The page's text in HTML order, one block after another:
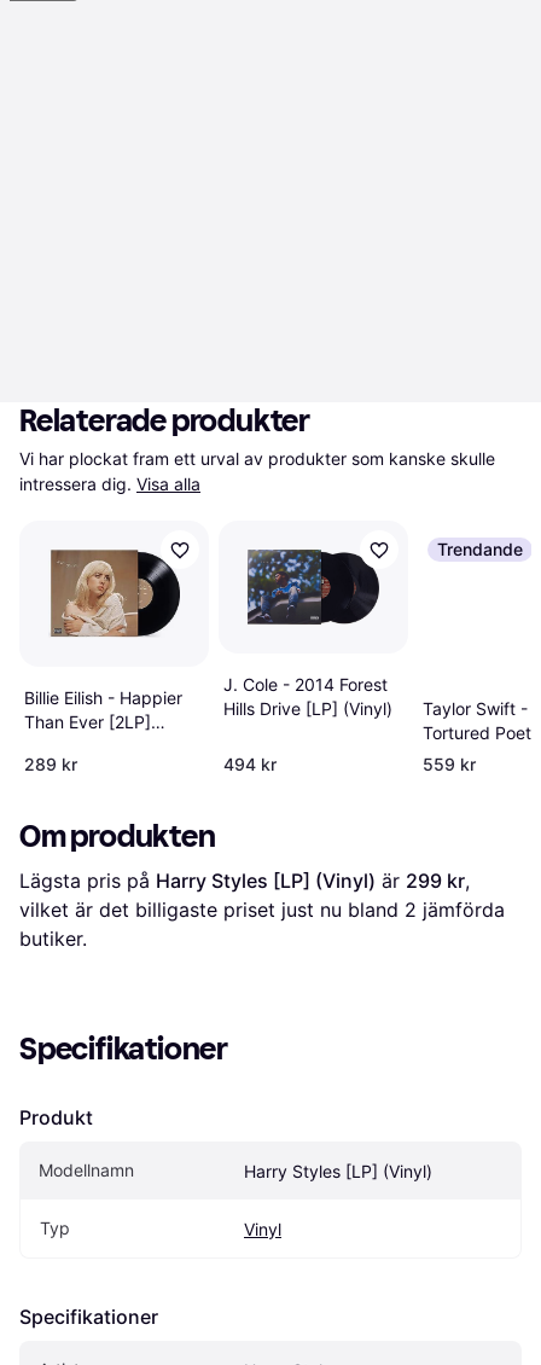
Relaterade produkter
Vi har plockat fram ett urval av produkter som kanske skulle
intressera dig. Visa alla
Billie Eilish - Happier
Than Ever [2LP]
289 kr
J. Cole - 2014 Forest
Hills Drive [LP] (Vinyl)
494 kr
Trendande
Taylor Swift -
Tortured Poets
Department
559 kr
Om produkten
Lägsta pris på Harry Styles [LP] (Vinyl) är 299 kr,
vilket är det billigaste priset just nu bland 2 jämförda
butiker.
Specifikationer
Produkt
Modellnamn Harry Styles [LP] (Vinyl)
Typ Vinyl
Specifikationer